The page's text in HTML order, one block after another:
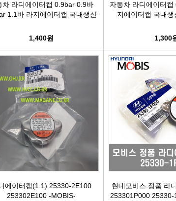
어퍼암[어퍼다이]
대형차휠볼트.너트
케리어볼트
차 라디에이터캡 0.9bar 0.9바
1.1바 라지에이터캡 국내생산
1,400원
자동차 라디에이터
지에이터캡 국내생
1,300
에이터캡(1.1) 25330-2E100
253302E100 -MOBIS-
현대모비스 정품 라
253301P000 25330-